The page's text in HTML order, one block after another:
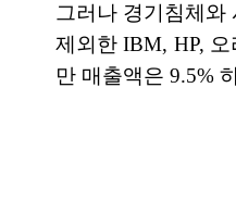
그러나 경기침체
제외한 IBM, HP,
만 매출액은 9.5%